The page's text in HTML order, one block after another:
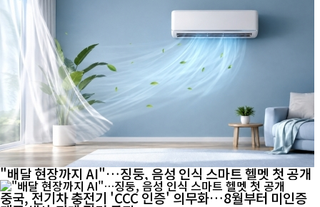
"배달 현장까지 AI"…징둥, 음성 인식 스마트 헬멧 첫 공개
중국, 전기차 충전기 'CCC 인증' 의무화…8월부터 미인증